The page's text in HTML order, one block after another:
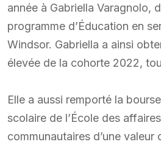
année à Gabriella Varagnolo,
programme d’Éducation en
Windsor. Gabriella a ainsi
élevée de la cohorte 2022,
Elle a aussi remporté la
scolaire de l’École des
communautaires d’une valeur